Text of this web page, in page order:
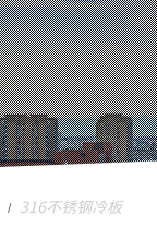
/ 316不锈钢冷板